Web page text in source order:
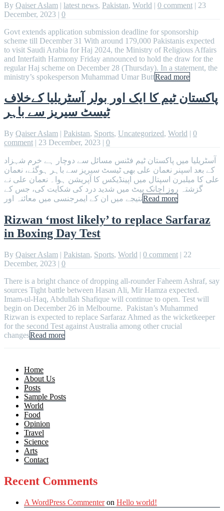
By Qaiser Aslam | latest news, Pakistan, World | 0 comment | 23
December, 2023 | 0
Govt extends application submission deadline for sponsorship
scheme till December 31 With around 179,000 Pakistanis expected
to visit Saudi Arabia for Haj 2024, the Ministry of Religious Affairs
and Interfaith Harmony Friday announced to hold the draw for the
regular Haj scheme on December 28 (Thursday). In a statement, the
ministry’s spokesperson Muhammad Umar ButtRead more
پاکستان ٹیم کا ایک اور بولر آسٹریلیا کےخلاف
ٹیسٹ سیریز سے باہر
By Qaiser Aslam | Pakistan, Sports, Uncategorized, World | 0
comment | 23 December, 2023 | 0
آسٹریلیا میں پاکستان ٹیم فٹنس مسائل سے دوچار ہے خرم شہزاد
کے بعد اسپنر نعمان علی بھی ٹیسٹ سیریز سے باہر ہوگئے، نعمان
علی کا میلبرن اسپتال میں اپینڈیکس کا آپریشن ہوا۔ نعمان علی نے
گزشتہ روز اچانک پیٹ میں شدید درد کی شکایت کی، جس کے
نتیجے میں ان کے ایمرجنسی میں معائنہ اورRead more
Rizwan ‘most likely’ to replace Sarfaraz
in Boxing Day Test
By Qaiser Aslam | Pakistan, Sports, World | 0 comment | 22
December, 2023 | 0
There is a bright chance of dropping all-rounder Faheem Ashraf, say
sources Tight battle between Hasan Ali, Mir Hamza expected.
Imam-ul-Haq, Abdullah Shafique will continue to open. Test will
begin on December 26 in Melbourne. Pakistan’s Muhammed
Rizwan is expected to replace Sarfaraz Ahmed as the wicketkeeper
for the second Test against Australia among other crucial
changesRead more
Home
About Us
Posts
Sample Posts
World
Food
Opinion
Travel
Science
Arts
Contact
Recent Comments
A WordPress Commenteron Hello world!